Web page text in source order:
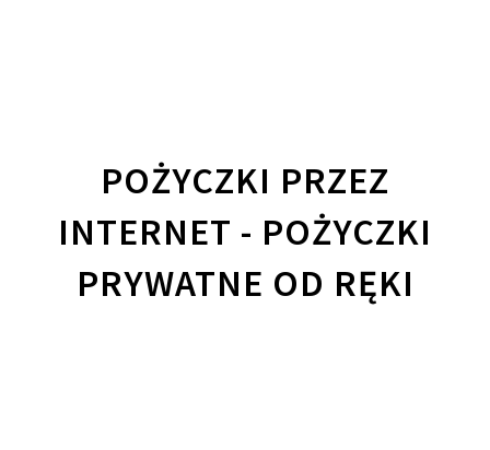
POŻYCZKI PRZEZ
INTERNET - POŻYCZKI
PRYWATNE OD RĘKI